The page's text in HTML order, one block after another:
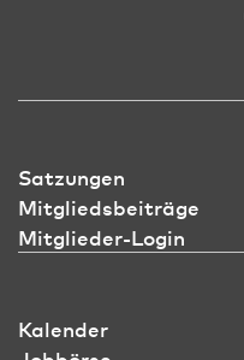
Satzungen
Mitgliedsbeiträge
Mitglieder-Login
Kalender